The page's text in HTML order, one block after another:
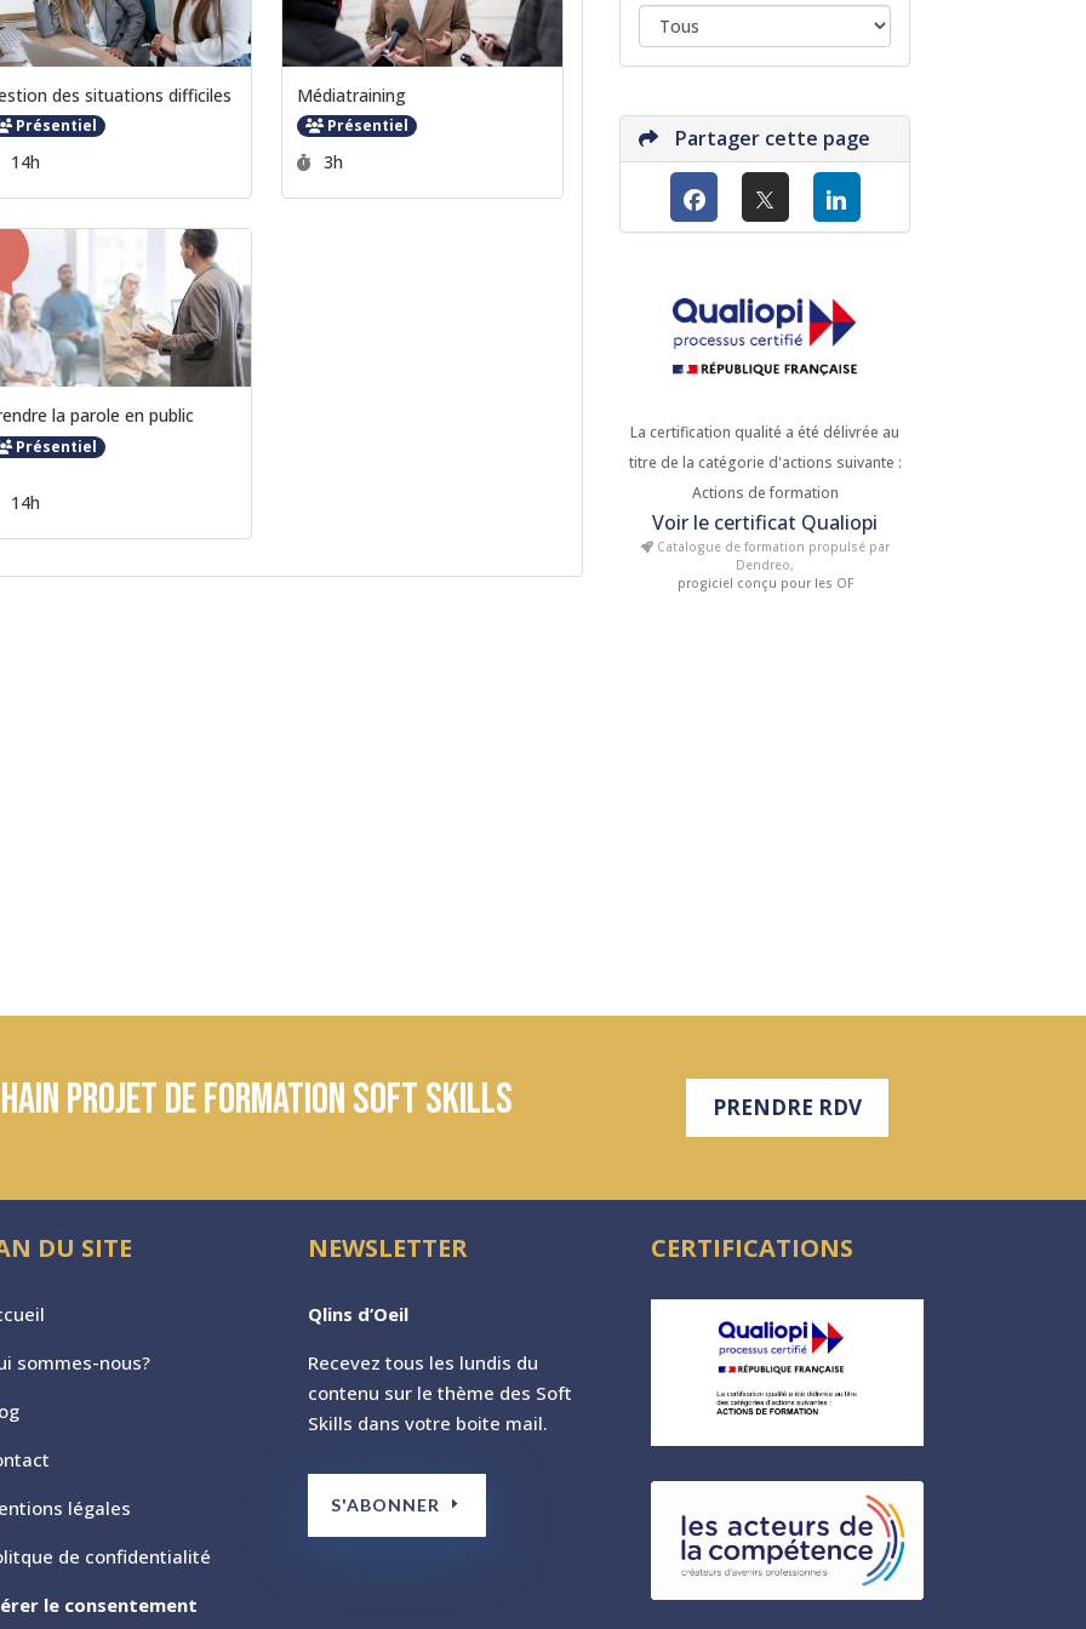
des situations difficiles
Présentiel
Durée :
14h
Médiatraining
Présentiel
Durée :
3h
la parole en public
Présentiel
Durée :
14h
Partager cette page
La certification qualité a été délivrée au
titre de la catégorie d'actions suivante :
Actions de formation
Voir le certificat Qualiopi
Catalogue de formation propulsé par
Dendreo,
progiciel conçu pour les OF
projet de formation soft skills PRENDRE RDV
DU SITE
sommes-nous?
légales
de confidentialité
le consentement
NEWSLETTER
Qlins d’Oeil
Recevez tous les lundis du
contenu sur le thème des Soft
Skills dans votre boite mail.
S'ABONNER
CERTIFICATIONS